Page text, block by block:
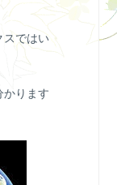
スではい
かります